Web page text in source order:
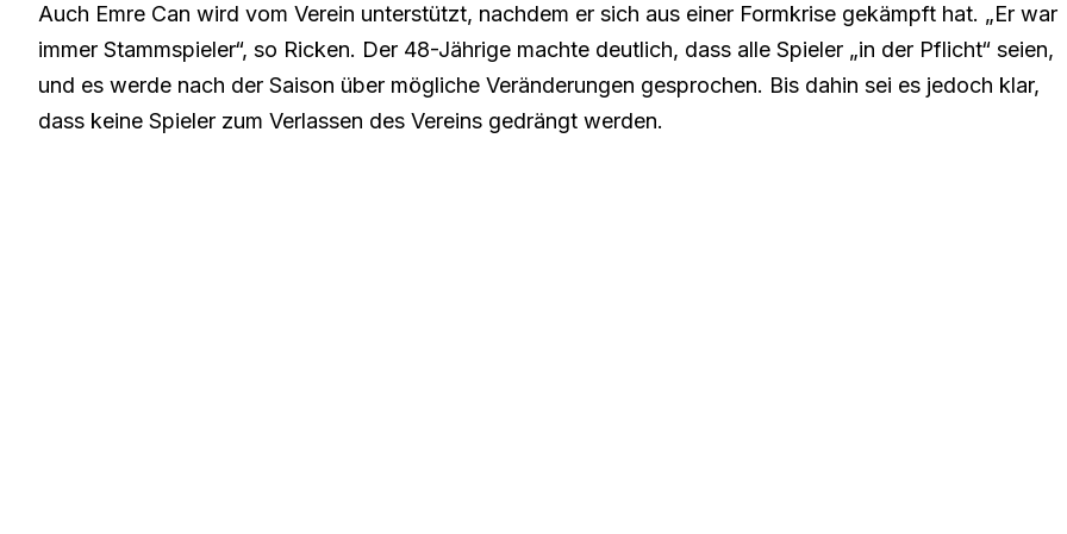
Auch Emre Can wird vom Verein unterstützt, nachdem er sich aus einer Formkrise gekämpft hat. „Er war
immer Stammspieler“, so Ricken. Der 48-Jährige machte deutlich, dass alle Spieler „in der Pflicht“ seien,
und es werde nach der Saison über mögliche Veränderungen gesprochen. Bis dahin sei es jedoch klar,
dass keine Spieler zum Verlassen des Vereins gedrängt werden.